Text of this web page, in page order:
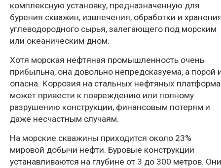
комплексную установку, предназначенную для
бурения скважин, извлечения, обработки и
углеводородного сырья, залегающего под морским
или океаническим дном.
Хотя морская нефтяная промышленность очень
прибыльна, она довольно непредсказуема, а порой
опасна. Коррозия на стальных нефтяных
может привести к повреждению или полному
разрушению конструкции, финансовым потерям и
даже несчастным случаям.
На морские скважины приходится около 23%
мировой добычи нефти. Буровые конструкции
устанавливаются на глубине от 3 до 300 метров. Они